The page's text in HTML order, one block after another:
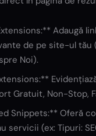
Adaugă
de pe site-ul tău
Noi).
Gratuit, Non-Stop,
Snippets:** Oferă
servicii (ex: Tipuri: